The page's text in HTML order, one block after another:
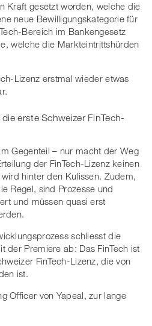
Kraft gesetzt worden, welche die
neue Bewilligungskategorie für
Bereich im Bankengesetz
welche die Markteintrittshürden
Lizenz erstmal wieder etwas
erste Schweizer FinTech-
Gegenteil – nur macht der Weg
der FinTech-Lizenz keinen
hinter den Kulissen. Zudem,
Regel, sind Prozesse und
und müssen quasi erst
schliesst die
der Premiere ab: Das FinTech ist
FinTech-Lizenz, die von
ist.
Officer von Yapeal, zur lange